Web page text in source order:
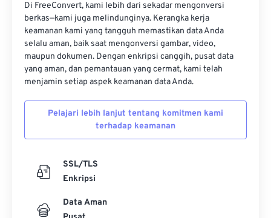
Di FreeConvert, kami lebih dari sekadar mengonversi
berkas—kami juga melindunginya. Kerangka kerja
keamanan kami yang tangguh memastikan data Anda
selalu aman, baik saat mengonversi gambar, video,
maupun dokumen. Dengan enkripsi canggih, pusat data
yang aman, dan pemantauan yang cermat, kami telah
menjamin setiap aspek keamanan data Anda.
Pelajari lebih lanjut tentang komitmen kami
terhadap keamanan
SSL/TLS
Enkripsi
Data Aman